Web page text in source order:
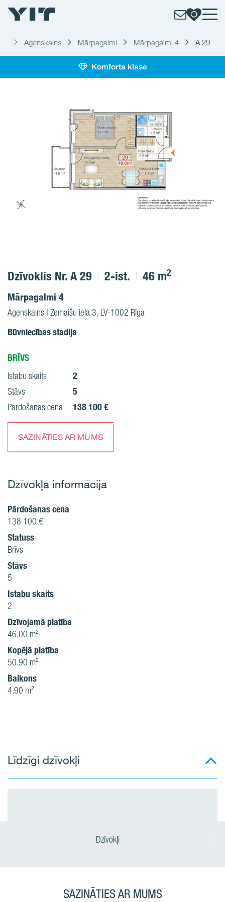
Āgenskalns Mārpagalmi Mārpagalmi 4 A 29
Komforta klase
Dzīvoklis Nr. A 29 2-ist. 46 m2
Mārpagalmi 4
Āgenskalns | Zemaišu iela 3, LV-1002 Rīga
Būvniecības stadija
BRĪVS
Istabu skaits 2
Stāvs 5
Pārdošanas cena 138 100 €
SAZINĀTIES AR MUMS
Dzīvokļa informācija
Pārdošanas cena
138 100 €
Statuss
Brīvs
Stāvs
5
Istabu skaits
2
Dzīvojamā platība
46,00 m²
Kopējā platība
50,90 m²
Balkons
4,90 m²
Līdzīgi dzīvokļi
Dzīvokļi
SAZINĀTIES AR MUMS